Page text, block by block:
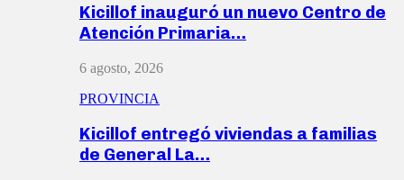
Kicillof inauguró un nuevo Centro de
Atención Primaria…
6 agosto, 2026
PROVINCIA
Kicillof entregó viviendas a familias
de General La…